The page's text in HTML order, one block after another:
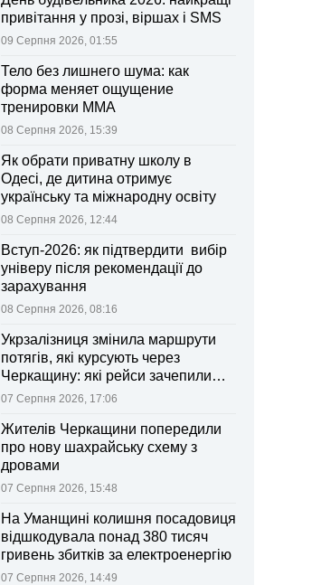
привітання у прозі, віршах і SMS
09 Серпня 2026, 01:55
Тело без лишнего шума: как
форма меняет ощущение
тренировки ММА
08 Серпня 2026, 15:39
Як обрати приватну школу в
Одесі, де дитина отримує
українську та міжнародну освіту
08 Серпня 2026, 12:44
Вступ-2026: як підтвердити вибір
універу після рекомендації до
зарахування
08 Серпня 2026, 08:16
Укрзалізниця змінила маршрути
потягів, які курсують через
Черкащину: які рейси зачепили
зміни
07 Серпня 2026, 17:06
Жителів Черкащини попередили
про нову шахрайську схему з
дровами
07 Серпня 2026, 15:48
На Уманщині колишня посадовиця
відшкодувала понад 380 тисяч
гривень збитків за електроенергію
07 Серпня 2026, 14:49